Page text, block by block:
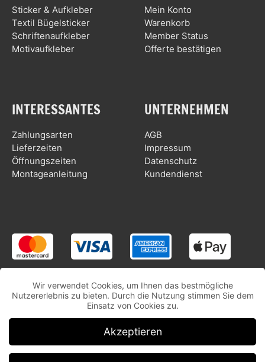
Sticker & Aufkleber
Textil Bügelsticker
Schriftenaufkleber
Motivaufkleber
Mein Konto
Warenkorb
Member Status
Offerte bestätigen
INTERESSANTES
Zahlungsarten
Lieferzeiten
Öffnungszeiten
Montageanleitung
UNTERNEHMEN
AGB
Impressum
Datenschutz
Kundendienst
Wir verwendet Cookies, um Ihnen das bestmögliche
Nutzererlebnis zu bieten. Durch die Nutzung stimmen Sie dem
Einsatz von Cookies zu.
Akzeptieren